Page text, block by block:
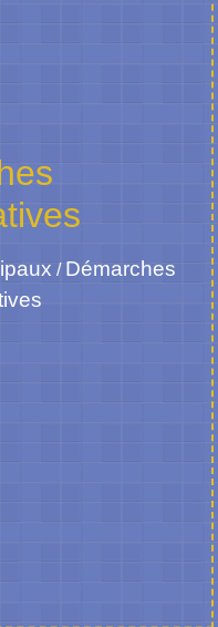
/ Démarches